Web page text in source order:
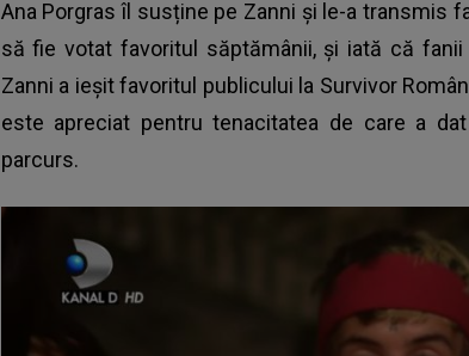
Ana Porgras îl susține pe Zanni și le-a transmis
să fie votat favoritul săptămânii, și iată că
Zanni a ieșit favoritul publicului la Survivor
este apreciat pentru tenacitatea de care a
parcurs.